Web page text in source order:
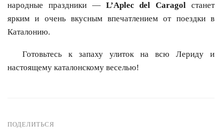
народные праздники — L’Aplec del Caragol станет
ярким и очень вкусным впечатлением от поездки в
Каталонию.
Готовьтесь к запаху улиток на всю Лериду и
настоящему каталонскому веселью!
ПОДЕЛИТЬСЯ